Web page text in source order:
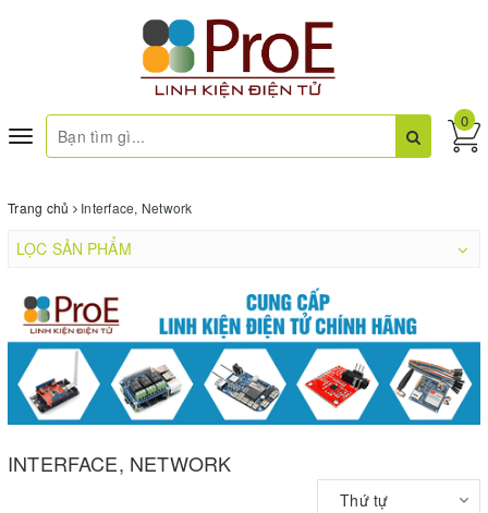
Toggle
navigation
0
Trang chủ Interface, Network
LỌC SẢN PHẨM
INTERFACE, NETWORK
Thứ tự